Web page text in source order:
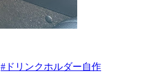
#ドリンクホルダー自作